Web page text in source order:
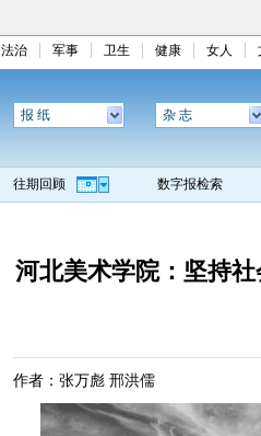
法治 军事 卫生 健康 女人
报 纸 杂 志
往期回顾 数字报检索
河北美术学院：坚持社
作者：张万彪 邢洪儒